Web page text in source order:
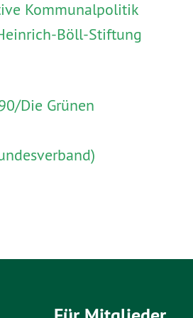
Kommunalpolitik
Böll-Stiftung
Die Grünen